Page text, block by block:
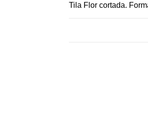
Tila Flor cortada.